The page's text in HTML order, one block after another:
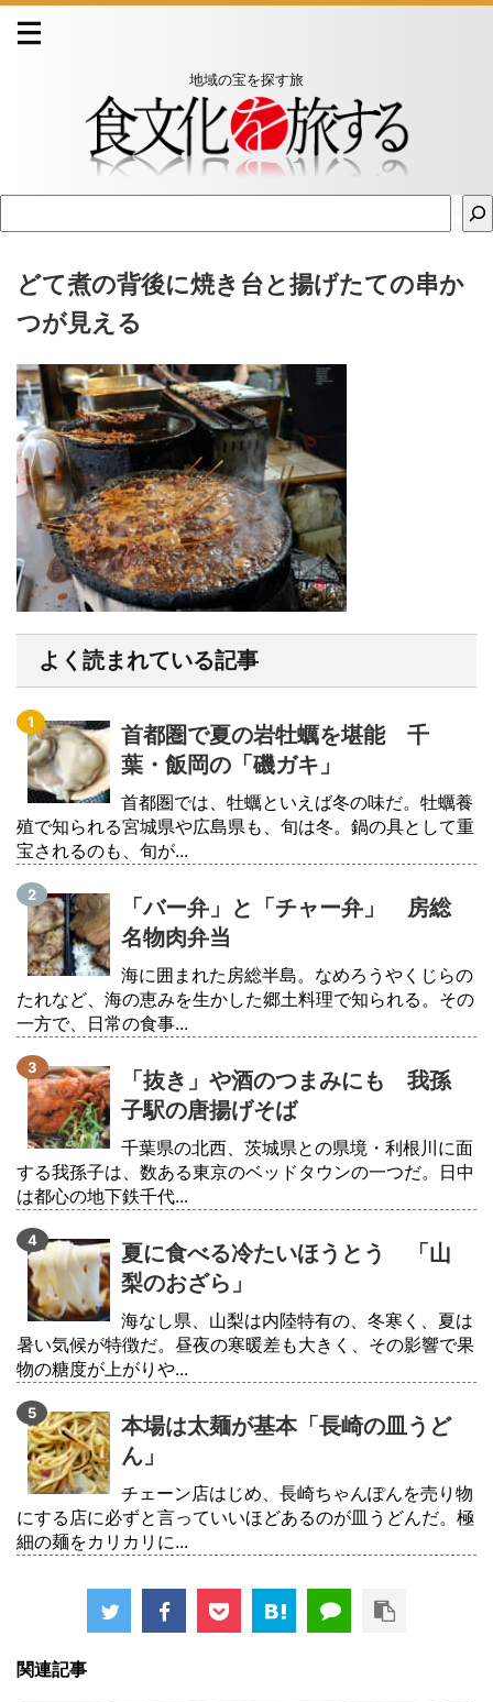
地域の宝を探す旅
どて煮の背後に焼き台と揚げたての串か
つが見える
よく読まれている記事
首都圏で夏の岩牡蠣を堪能 千
葉・飯岡の「磯ガキ」
首都圏では、牡蠣といえば冬の味だ。牡蠣養
殖で知られる宮城県や広島県も、旬は冬。鍋の具として重
宝されるのも、旬が...
「バー弁」と「チャー弁」 房総
名物肉弁当
海に囲まれた房総半島。なめろうやくじらの
たれなど、海の恵みを生かした郷土料理で知られる。その
一方で、日常の食事...
「抜き」や酒のつまみにも 我孫
子駅の唐揚げそば
千葉県の北西、茨城県との県境・利根川に面
する我孫子は、数ある東京のベッドタウンの一つだ。日中
は都心の地下鉄千代...
夏に食べる冷たいほうとう 「山
梨のおざら」
海なし県、山梨は内陸特有の、冬寒く、夏は
暑い気候が特徴だ。昼夜の寒暖差も大きく、その影響で果
物の糖度が上がりや...
本場は太麺が基本「長崎の皿うど
ん」
チェーン店はじめ、長崎ちゃんぽんを売り物
にする店に必ずと言っていいほどあるのが皿うどんだ。極
細の麺をカリカリに...
関連記事